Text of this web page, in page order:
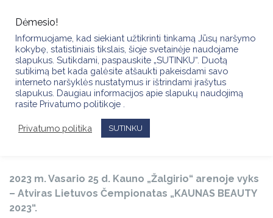
content
Kviečiame registracijai į vizažo
sektoriaus rungtis „KAUNAS BEAUTY
2023”!
2023 m. Vasario 25 d. Kauno „Žalgirio“ arenoje vyks
– Atviras Lietuvos Čempionatas „KAUNAS BEAUTY
2023“.
Dėmesio!
Informuojame, kad siekiant užtikrinti tinkamą Jūsų naršymo
kokybę, statistiniais tikslais, šioje svetainėje naudojame
slapukus. Sutikdami, paspauskite „SUTINKU“. Duotą
sutikimą bet kada galėsite atšaukti pakeisdami savo
interneto naršyklės nustatymus ir ištrindami įrašytus
slapukus. Daugiau informacijos apie slapukų naudojimą
rasite Privatumo politikoje .
Privatumo politika SUTINKU